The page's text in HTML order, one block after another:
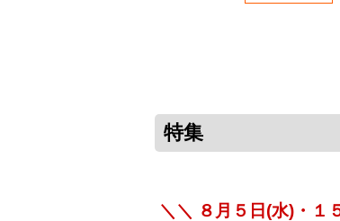
特集
＼＼ ８月５日(水)・１